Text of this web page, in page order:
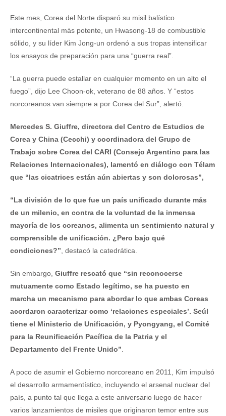
Este mes, Corea del Norte disparó su misil balístico
intercontinental más potente, un Hwasong-18 de combustible
sólido, y su líder Kim Jong-un ordenó a sus tropas intensificar
los ensayos de preparación para una “guerra real”.
“La guerra puede estallar en cualquier momento en un alto el
fuego”, dijo Lee Choon-ok, veterano de 88 años. Y “estos
norcoreanos van siempre a por Corea del Sur”, alertó.
Mercedes S. Giuffre, directora del Centro de Estudios de
Corea y China (Cecchi) y coordinadora del Grupo de
Trabajo sobre Corea del CARI (Consejo Argentino para las
Relaciones Internacionales), lamentó en diálogo con Télam
que “las cicatrices están aún abiertas y son dolorosas”,
“La división de lo que fue un país unificado durante más
de un milenio, en contra de la voluntad de la inmensa
mayoría de los coreanos, alimenta un sentimiento natural y
comprensible de unificación. ¿Pero bajo qué
condiciones?” , destacó la catedrática.
Sin embargo, Giuffre rescató que “sin reconocerse
mutuamente como Estado legítimo, se ha puesto en
marcha un mecanismo para abordar lo que ambas Coreas
acordaron caracterizar como ‘relaciones especiales’. Seúl
tiene el Ministerio de Unificación, y Pyongyang, el Comité
para la Reunificación Pacífica de la Patria y el
Departamento del Frente Unido”
A poco de asumir el Gobierno norcoreano en 2011, Kim impulsó
el desarrollo armamentístico, incluyendo el arsenal nuclear del
país, a punto tal que llega a este aniversario luego de hacer
varios lanzamientos de misiles que originaron temor entre sus